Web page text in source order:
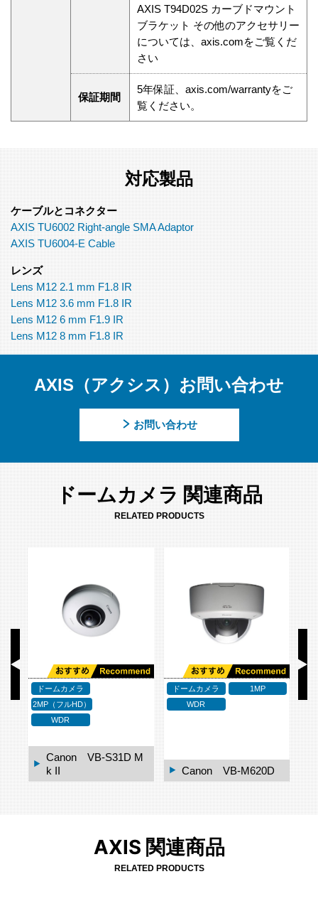
AXIS T94D02S カーブドマウント
ブラケット その他のアクセサリー
については、axis.comをご覧くだ
さい
保証期間
5年保証、axis.com/warrantyをご
覧ください。
対応製品
ケーブルとコネクター
AXIS TU6002 Right-angle SMA Adaptor
AXIS TU6004-E Cable
レンズ
Lens M12 2.1 mm F1.8 IR
Lens M12 3.6 mm F1.8 IR
Lens M12 6 mm F1.9 IR
Lens M12 8 mm F1.8 IR
AXIS（アクシス）お問い合わせ
お問い合わせ
ドームカメラ 関連商品
RELATED PRODUCTS
ドームカメラ
2MP（フルHD）
WDR
Canon VB-S31D M
k II
ドームカメラ
1MP
WDR
Canon VB-M620D
ド
AXIS 関連商品
RELATED PRODUCTS